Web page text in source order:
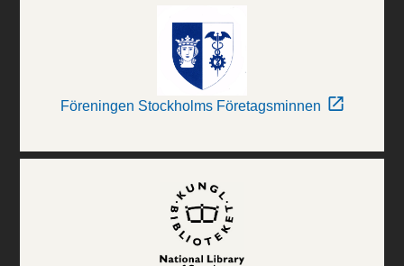
Föreningen Stockholms Företagsminnen